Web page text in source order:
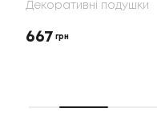
Декоративні подушки
667 грн